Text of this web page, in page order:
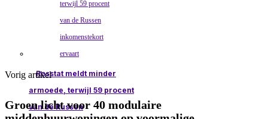
Rosstat meldt minder
armoede, terwijl 59 procent
van de Russen
Vorig artikel
Groen licht voor 40 modulaire